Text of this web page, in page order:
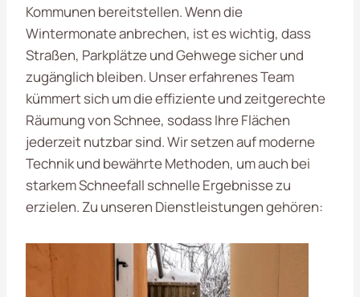
Kommunen bereitstellen. Wenn die
Wintermonate anbrechen, ist es wichtig, dass
Straßen, Parkplätze und Gehwege sicher und
zugänglich bleiben. Unser erfahrenes Team
kümmert sich um die effiziente und zeitgerechte
Räumung von Schnee, sodass Ihre Flächen
jederzeit nutzbar sind. Wir setzen auf moderne
Technik und bewährte Methoden, um auch bei
starkem Schneefall schnelle Ergebnisse zu
erzielen. Zu unseren Dienstleistungen gehören: